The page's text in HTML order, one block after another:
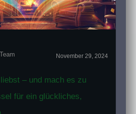
November 29, 2024
– und mach es zu
für ein glückliches,